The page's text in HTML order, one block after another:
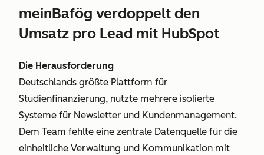
meinBafög verdoppelt den
Umsatz pro Lead mit HubSpot
Die Herausforderung
Deutschlands größte Plattform für
Studienfinanzierung, nutzte mehrere isolierte
Systeme für Newsletter und Kundenmanagement.
Dem Team fehlte eine zentrale Datenquelle für die
einheitliche Verwaltung und Kommunikation mit